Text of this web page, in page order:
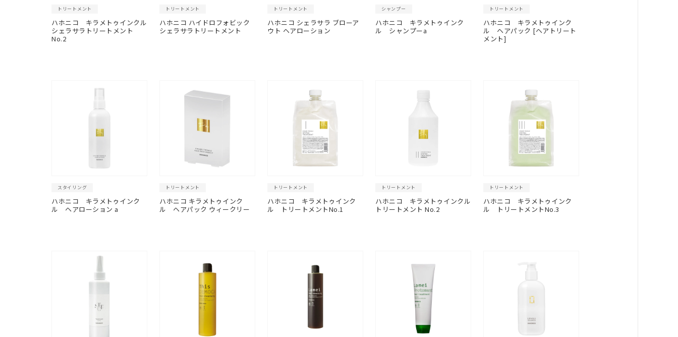
トリートメント
ハホニコ キラメトゥインクル
シェラサラトリートメント
No.2
トリートメント
ハホニコ ハイドロフォビック
シェラサラトリートメント
トリートメント
ハホニコ シェラサラ ブローア
ウト ヘアローション
シャンプー
ハホニコ キラメトゥインク
ル シャンプーa
トリートメント
ハホニコ キラメトゥインク
ル ヘアパック [ヘアトリート
メント]
スタイリング
ハホニコ キラメトゥインク
ル ヘアローション a
トリートメント
ハホニコ キラメトゥインク
ル ヘアパック ウィークリー
トリートメント
ハホニコ キラメトゥインク
ル トリートメントNo.1
トリートメント
ハホニコ キラメトゥインクル
トリートメント No.2
トリートメント
ハホニコ キラメトゥインク
ル トリートメントNo.3